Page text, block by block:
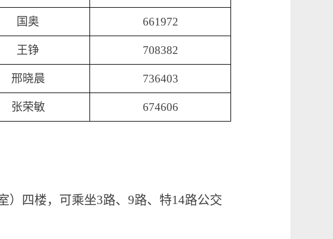
国奥 661972
王铮 708382
邢晓晨 736403
张荣敏 674606
）四楼，可乘坐3路、9路、特14路公交